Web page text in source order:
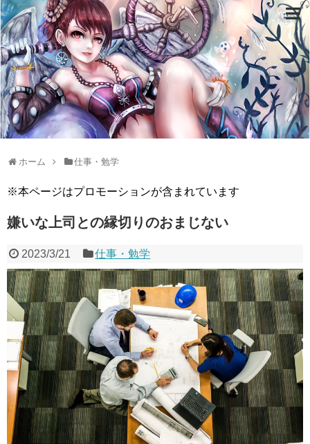
ホーム 仕事・勉学
※本ページはプロモーションが含まれています
嫌いな上司との縁切りのおまじない
2023/3/21 仕事・勉学